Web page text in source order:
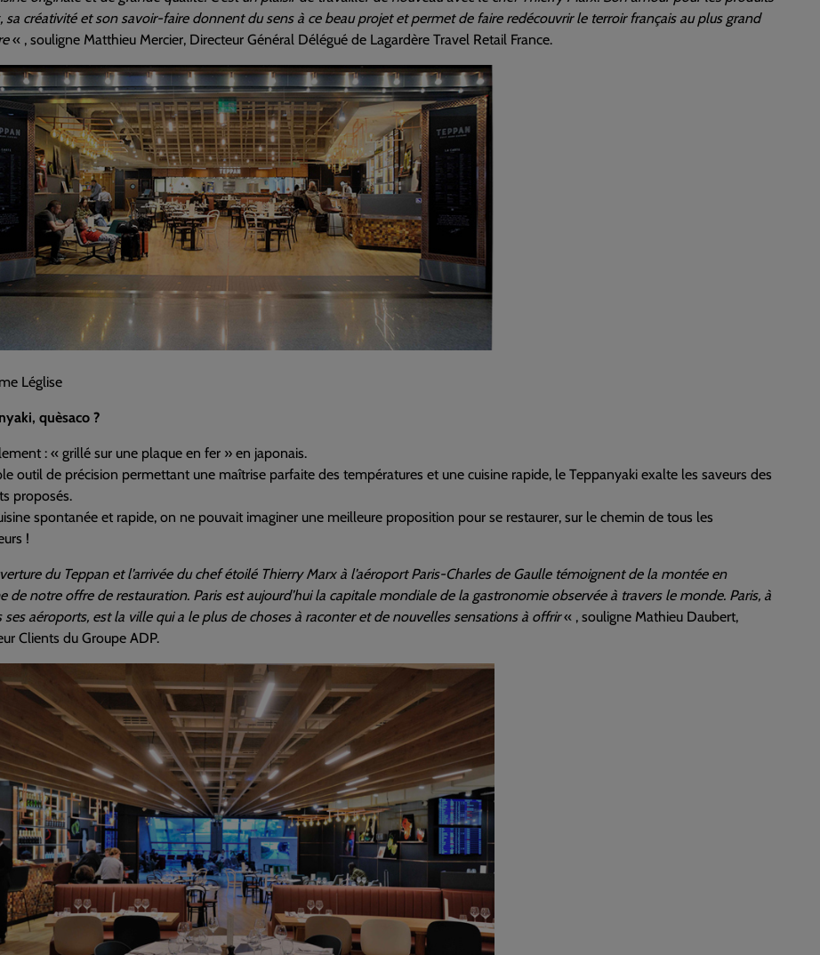
sa créativité et son savoir-faire donnent du sens à ce beau projet et permet de faire redécouvrir le terroir français au plus grand
« , souligne Matthieu Mercier, Directeur Général Délégué de Lagardère Travel Retail France.
Léglise
quèsaco ?
: « grillé sur une plaque en fer » en japonais.
outil de précision permettant une maîtrise parfaite des températures et une cuisine rapide, le Teppanyaki exalte les saveurs des
proposés.
spontanée et rapide, on ne pouvait imaginer une meilleure proposition pour se restaurer, sur le chemin de tous les
!
du Teppan et l’arrivée du chef étoilé Thierry Marx à l’aéroport Paris-Charles de Gaulle témoignent de la montée en
de notre offre de restauration. Paris est aujourd’hui la capitale mondiale de la gastronomie observée à travers le monde. Paris, à
ses aéroports, est la ville qui a le plus de choses à raconter et de nouvelles sensations à offrir« , souligne Mathieu Daubert,
Clients du Groupe ADP.